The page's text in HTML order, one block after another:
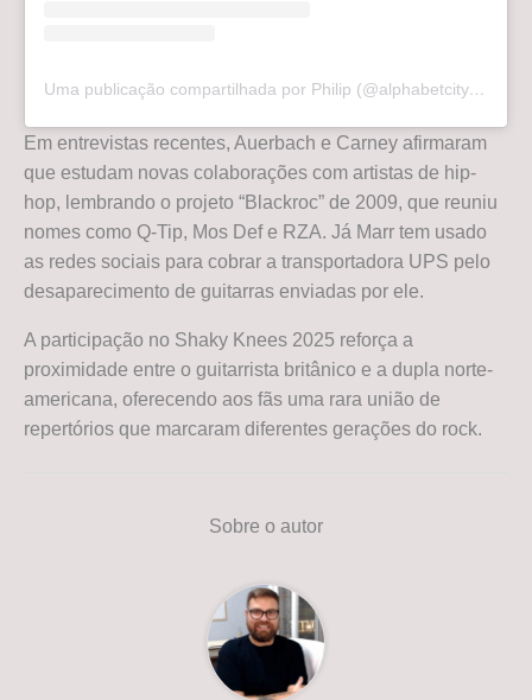
Uma publicação compartilhada por Philip (@alphabetcityguitars)
Em entrevistas recentes, Auerbach e Carney afirmaram
que estudam novas colaborações com artistas de hip-
hop, lembrando o projeto “Blackroc” de 2009, que reuniu
nomes como Q-Tip, Mos Def e RZA. Já Marr tem usado
as redes sociais para cobrar a transportadora UPS pelo
desaparecimento de guitarras enviadas por ele.
A participação no Shaky Knees 2025 reforça a
proximidade entre o guitarrista britânico e a dupla norte-
americana, oferecendo aos fãs uma rara união de
repertórios que marcaram diferentes gerações do rock.
Sobre o autor